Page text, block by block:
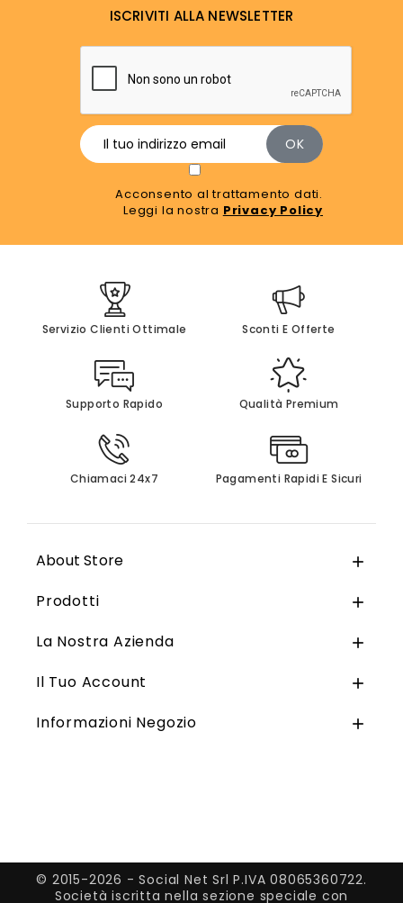
ISCRIVITI ALLA NEWSLETTER
Acconsento al trattamento dati.
Leggi la nostra Privacy Policy
Servizio Clienti Ottimale Sconti E Offerte
Supporto Rapido Qualità Premium
Chiamaci 24x7 Pagamenti Rapidi E Sicuri
About Store 
Prodotti 
La Nostra Azienda 
Il Tuo Account 
Informazioni Negozio 
© 2015-2026 - Social Net Srl P.IVA 08065360722.
Società iscritta nella sezione speciale con